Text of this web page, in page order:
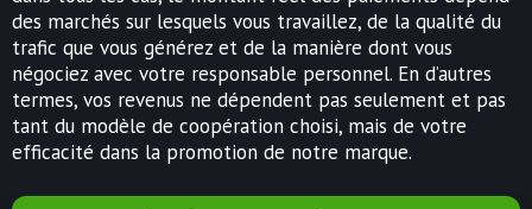
des marchés sur lesquels vous travaillez, de la qualité du
trafic que vous générez et de la manière dont vous
négociez avec votre responsable personnel. En d’autres
termes, vos revenus ne dépendent pas seulement et pas
tant du modèle de coopération choisi, mais de votre
efficacité dans la promotion de notre marque.